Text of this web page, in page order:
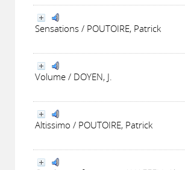
Sensations / POUTOIRE, Patrick
Volume / DOYEN, J.
Altissimo / POUTOIRE, Patrick